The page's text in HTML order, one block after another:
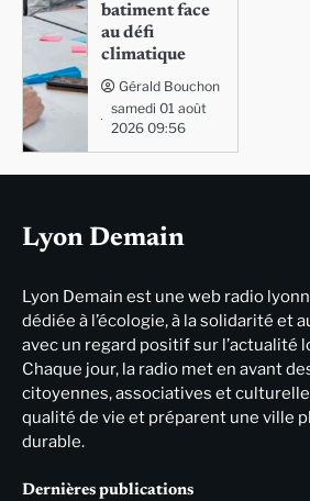
batiment face
au défi
climatique
Gérald Bouchon
samedi 01 août
2026 09:56
Lyon Demain
Lyon Demain est une web radio
dédiée à l’écologie, à la solidarité et
avec un regard positif sur l’actualité
Chaque jour, la radio met en avant
citoyennes, associatives et
qualité de vie et préparent une ville
durable.
Dernières publications